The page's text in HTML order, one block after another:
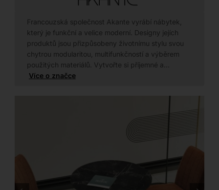
Francouzská společnost Akante vyrábí nábytek,
který je funkční a velice moderní. Designy jejích
produktů jsou přizpůsobeny životnímu stylu svou
chytrou modularitou, multifunkčností a výběrem
použitých materiálů. Vytvořte si příjemné a…
Více o značce